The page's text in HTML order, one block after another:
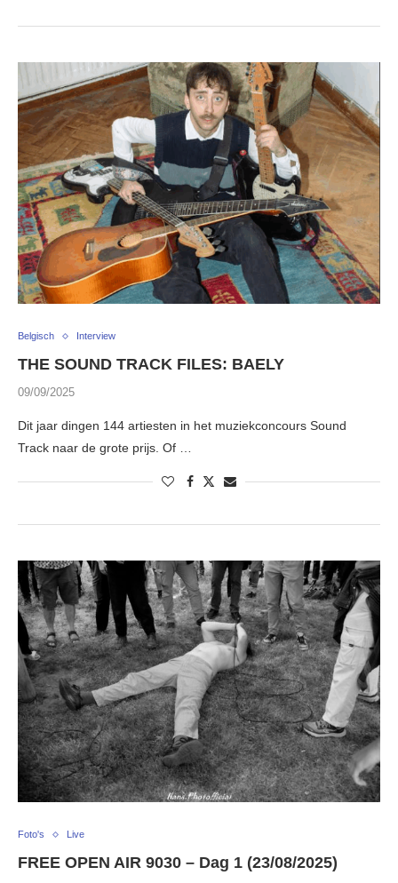
Belgisch Interview
THE SOUND TRACK FILES: BAELY
09/09/2025
Dit jaar dingen 144 artiesten in het muziekconcours Sound
Track naar de grote prijs. Of …
Foto's Live
FREE OPEN AIR 9030 – Dag 1 (23/08/2025)